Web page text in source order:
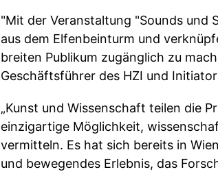
"Mit der Veranstaltung "Sounds und
aus dem Elfenbeinturm und
breiten Publikum zugänglich zu
Geschäftsführer des HZI und
„Kunst und Wissenschaft teilen die
einzigartige Möglichkeit,
vermitteln. Es hat sich bereits in
und bewegendes Erlebnis, das